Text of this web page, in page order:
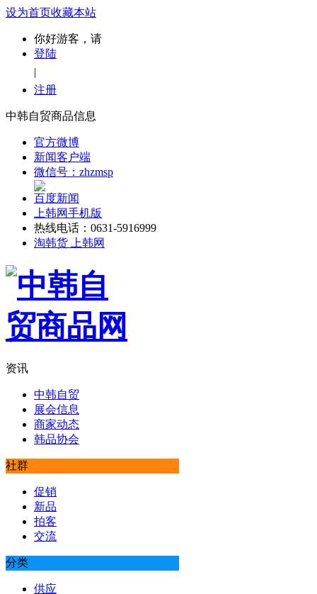
设为首页收藏本站
你好游客，请
登陆
|
注册
中韩自贸商品信息
官方微博
新闻客户端
微信号：zhzmsp
百度新闻
上韩网手机版
热线电话：0631-5916999
淘韩货 上韩网
资讯
中韩自贸
展会信息
商家动态
韩品协会
社群
促销
新品
拍客
交流
分类
供应